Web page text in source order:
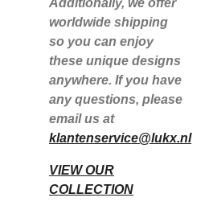
Additionally, we offer
worldwide shipping
so you can enjoy
these unique designs
anywhere. If you have
any questions, please
email us at
klantenservice@lukx.nl
VIEW OUR
COLLECTION